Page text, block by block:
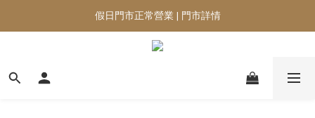
假日門市正常營業 | 門市詳情